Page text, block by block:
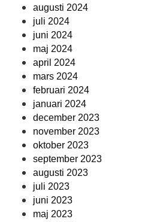
augusti 2024
juli 2024
juni 2024
maj 2024
april 2024
mars 2024
februari 2024
januari 2024
december 2023
november 2023
oktober 2023
september 2023
augusti 2023
juli 2023
juni 2023
maj 2023